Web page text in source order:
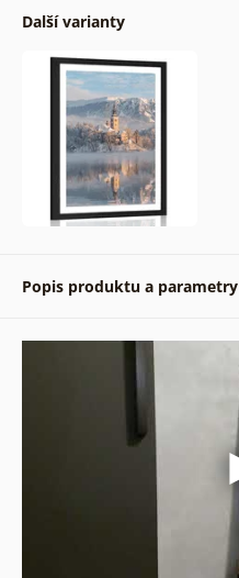
Další varianty
Popis produktu a parametry